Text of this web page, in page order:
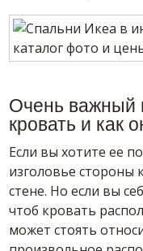
Очень важный
кровать и как
Если вы хотите ее
изголовье
стене. Но если вы
чтоб кровать
может стоять